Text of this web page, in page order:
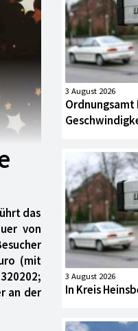
das
von
(mit
an der
3 August 2026
3 August 2026
In Kreis